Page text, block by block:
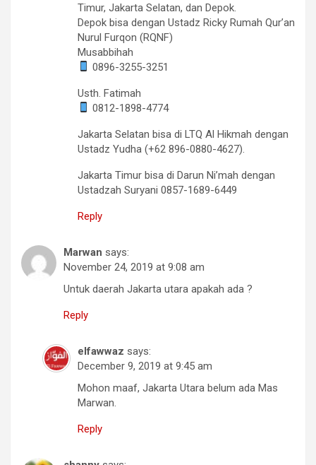
Timur, Jakarta Selatan, dan Depok.
Depok bisa dengan Ustadz Ricky Rumah Qur’an
Nurul Furqon (RQNF)
Musabbihah
0896-3255-3251
Usth. Fatimah
0812-1898-4774
Jakarta Selatan bisa di LTQ Al Hikmah dengan
Ustadz Yudha (+62 896-0880-4627).
Jakarta Timur bisa di Darun Ni’mah dengan
Ustadzah Suryani 0857-1689-6449
Reply
Marwan says:
November 24, 2019 at 9:08 am
Untuk daerah Jakarta utara apakah ada ?
Reply
elfawwaz says:
December 9, 2019 at 9:45 am
Mohon maaf, Jakarta Utara belum ada Mas
Marwan.
Reply